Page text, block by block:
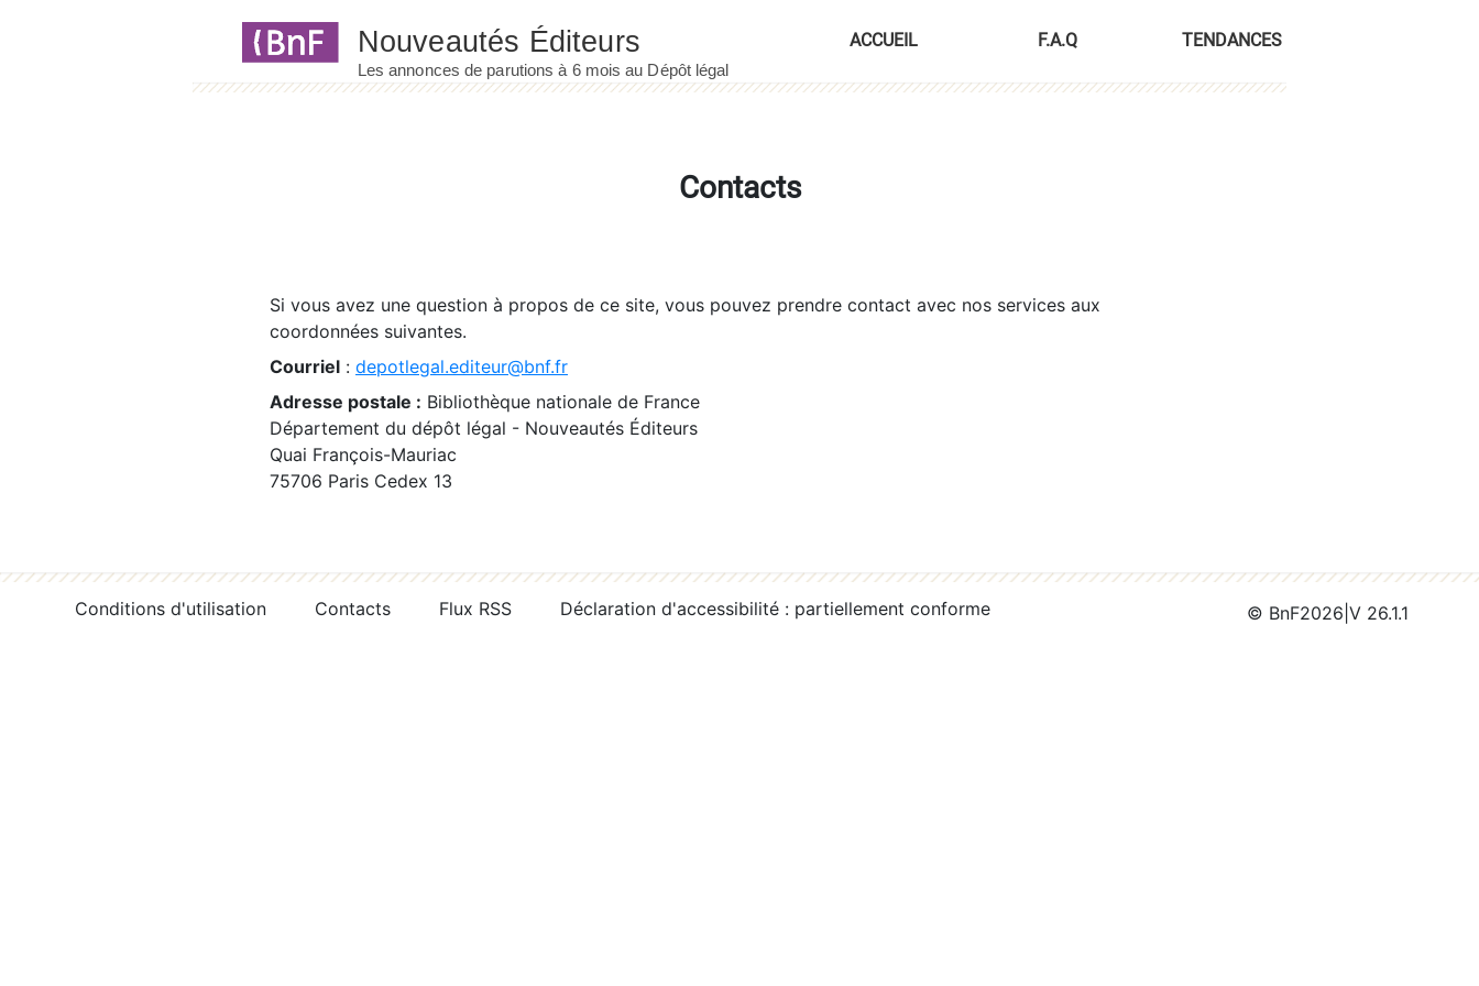
ACCUEIL F.A.Q TENDANCES
Contacts
Si vous avez une question à propos de ce site, vous pouvez prendre contact avec nos services aux
coordonnées suivantes.
Courriel : depotlegal.editeur@bnf.fr
Adresse postale : Bibliothèque nationale de France
Département du dépôt légal - Nouveautés Éditeurs
Quai François-Mauriac
75706 Paris Cedex 13
Conditions d'utilisation Contacts Flux RSS Déclaration d'accessibilité : partiellement conforme © BnF2026 V 26.1.1